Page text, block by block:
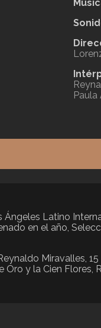
Paula
Ángeles Latino
en el año,
Miravalles,
y la Cien Flores,